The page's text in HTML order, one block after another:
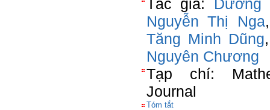
Tác giả: Dương
Nguyễn Thị Nga
Tăng Minh Dũng
Nguyên Chương
Tạp chí:
Journal
Tóm tắt